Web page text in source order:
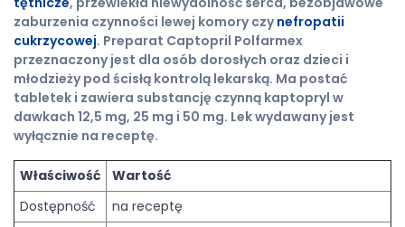
zaburzenia czynności lewej komory czynefropatii
cukrzycowej. Preparat Captopril Polfarmex
przeznaczony jest dla osób dorosłych oraz dzieci i
młodzieży pod ścisłą kontrolą lekarską. Ma postać
tabletek i zawiera substancję czynną kaptopryl w
dawkach 12,5 mg, 25 mg i 50 mg. Lek wydawany jest
wyłącznie na receptę.
Właściwość
Wartość
Dostępność
na receptę